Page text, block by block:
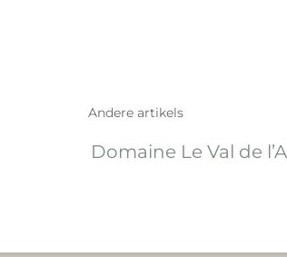
Andere artikels
Domaine Le Val de